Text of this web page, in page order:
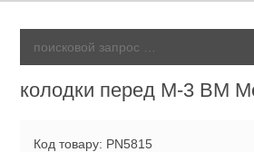
колодки перед M-3 BM
Код товару: PN5815